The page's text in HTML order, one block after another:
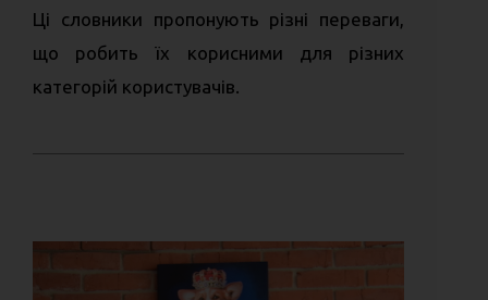
Ці словники пропонують різні переваги,
що робить їх корисними для різних
категорій користувачів.